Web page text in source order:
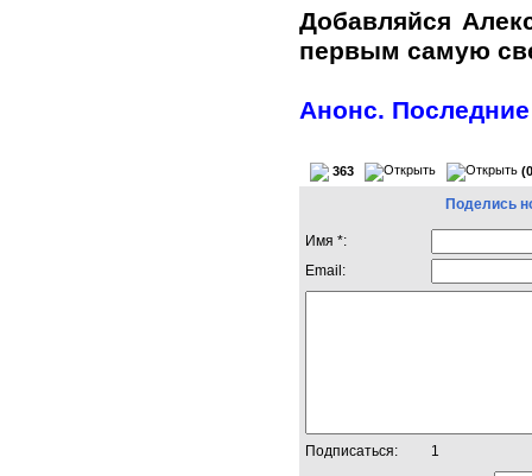
Добавляйся
первым самую
Анонс.
363
Поделись
Имя *:
Email:
Подписаться: 1